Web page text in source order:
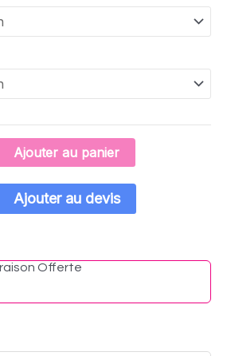
Ajouter au panier
Ajouter au devis
Offerte​